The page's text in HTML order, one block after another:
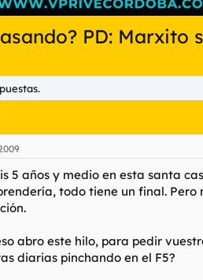
PD: Marxito
5 años y medio en esta santa
todo tiene un final. Pero
abro este hilo, para pedir
diarias pinchando en el F5?